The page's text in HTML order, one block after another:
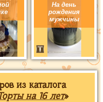
На день
рождения
мужчины
из каталога
на 16 лет»